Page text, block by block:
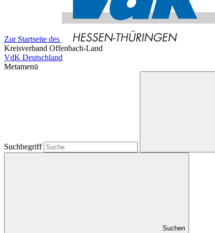
Zur Startseite des
Kreisverband Offenbach-Land
VdK Deutschland
Metamenü
Suchbegriff
Suchen